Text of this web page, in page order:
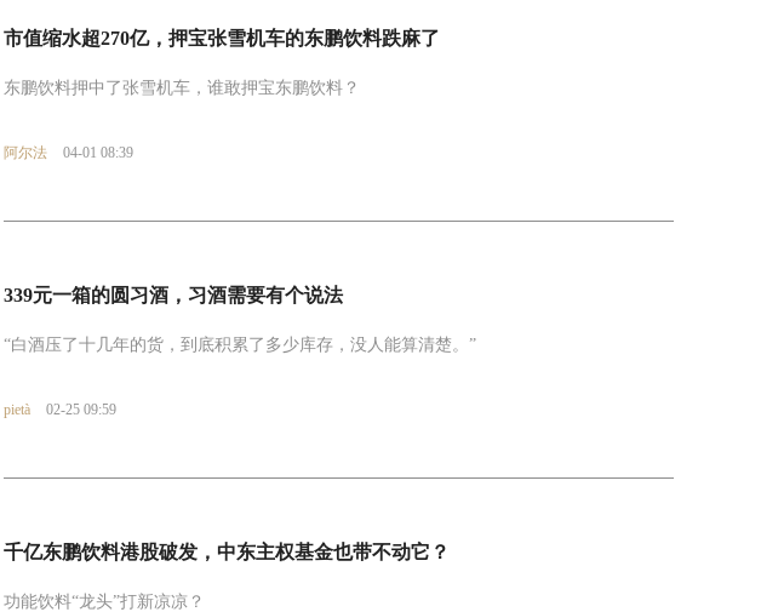
市值缩水超270亿，押宝张雪机车的东鹏饮料跌麻了
东鹏饮料押中了张雪机车，谁敢押宝东鹏饮料？
阿尔法 04-01 08:39
339元一箱的圆习酒，习酒需要有个说法
“白酒压了十几年的货，到底积累了多少库存，没人能算清楚。”
pietà 02-25 09:59
千亿东鹏饮料港股破发，中东主权基金也带不动它？
功能饮料“龙头”打新凉凉？